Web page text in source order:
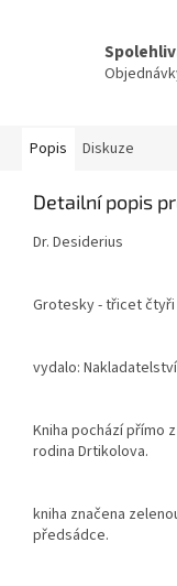
Popis Diskuze
Detailní popis
Dr. Desiderius
Grotesky - třicet čtyři
vydalo:
Kniha pochází přímo
rodina Drtikolova.
kniha značena
předsádce.